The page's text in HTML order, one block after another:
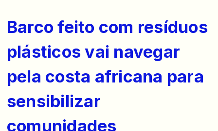
Barco feito com resíduos
plásticos vai navegar
pela costa africana para
sensibilizar
comunidades